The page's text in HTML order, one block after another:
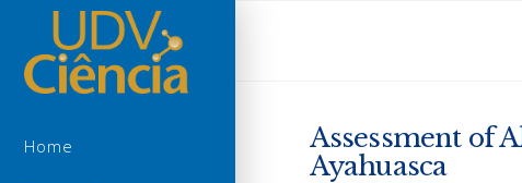
Home
Assessment of
Ayahuasca